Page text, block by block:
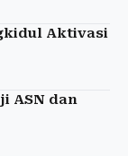
Aktivasi
ASN dan